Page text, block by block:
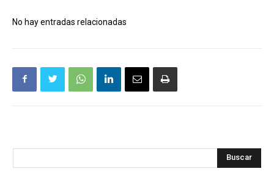
No hay entradas relacionadas
Buscar